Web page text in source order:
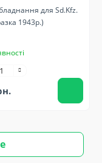
для Sd.Kfz.
1943р.)